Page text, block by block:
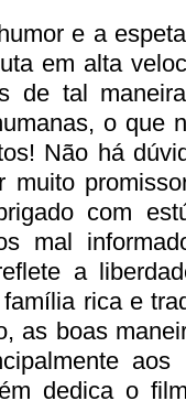
e a
em alta
de tal
o que
Não há
muito
com
mal
a
rica e
as boas
aos
dedica o